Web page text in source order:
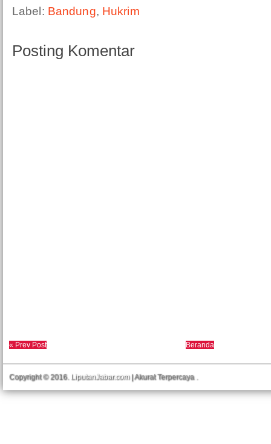
Label: Bandung, Hukrim
Posting Komentar
« Prev Post Beranda
Copyright © 2016. LiputanJabar.com| Akurat Terpercaya